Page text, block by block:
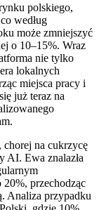
polskiego,
według
może zmniejszyć
o 10–15%. Wraz
nie tylko
lokalnych
miejsca pracy i
już teraz na
na cukrzycę
AI. Ewa znalazła
przechodząc
Analiza przypadku